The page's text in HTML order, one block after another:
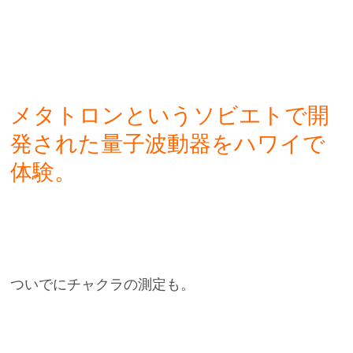
メタトロンというソビエトで開
発された量子波動器をハワイで
体験。
ついでにチャクラの測定も。